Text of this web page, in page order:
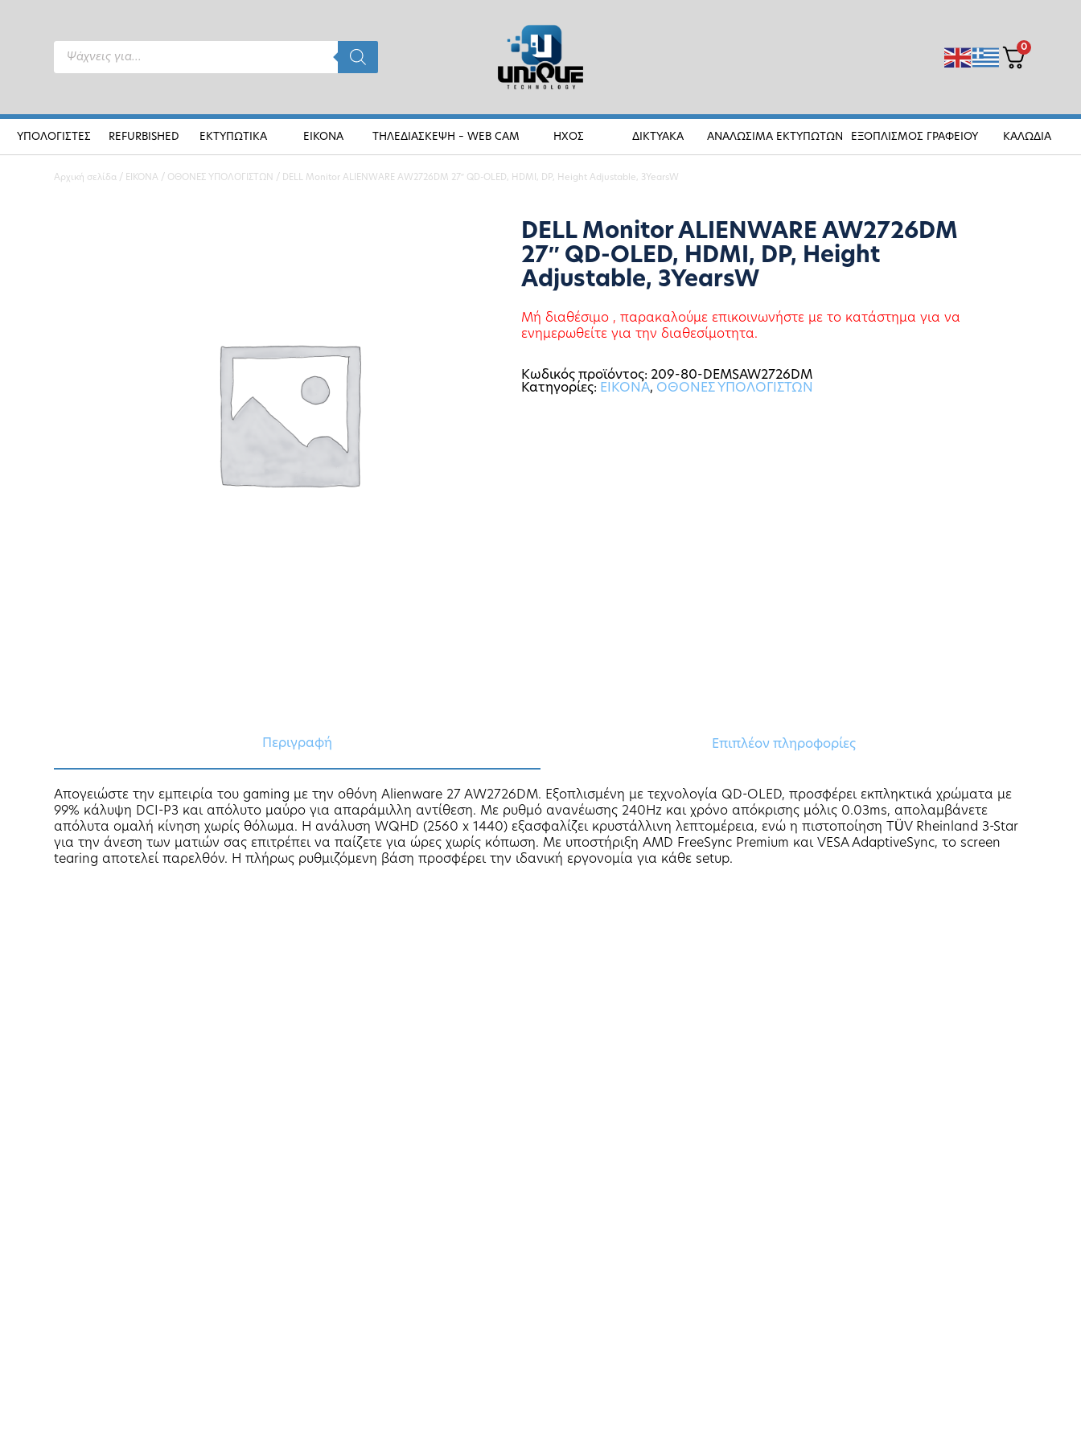
search
0
ΥΠΟΛΟΓΙΣΤΕΣ REFURBISHED ΕΚΤΥΠΩΤΙΚΑ ΕΙΚΟΝΑ ΤΗΛΕΔΙΑΣΚΕΨΗ – WEB CAM ΗΧΟΣ ΔΙΚΤΥΑΚΑ ΑΝΑΛΩΣΙΜΑ ΕΚΤΥΠΩΤΩΝ ΕΞΟΠΛΙΣΜΟΣ ΓΡΑΦΕΙΟΥ ΚΑΛΩΔΙΑ
Αρχική σελίδα / ΕΙΚΟΝΑ / ΟΘΟΝΕΣ ΥΠΟΛΟΓΙΣΤΩΝ / DELL Monitor ALIENWARE AW2726DM 27″ QD-OLED, HDMI, DP, Height Adjustable, 3YearsW
DELL Monitor ALIENWARE AW2726DM
27″ QD-OLED, HDMI, DP, Height
Adjustable, 3YearsW
Μή διαθέσιμο , παρακαλούμε επικοινωνήστε με το κατάστημα για να
ενημερωθείτε για την διαθεσίμοτητα.
Κωδικός προϊόντος: 209-80-DEMSAW2726DM
Κατηγορίες: ΕΙΚΟΝΑ, ΟΘΟΝΕΣ ΥΠΟΛΟΓΙΣΤΩΝ
Περιγραφή Επιπλέον πληροφορίες
Απογειώστε την εμπειρία του gaming με την οθόνη Alienware 27 AW2726DM. Εξοπλισμένη με τεχνολογία QD-OLED, προσφέρει εκπληκτικά χρώματα με
99% κάλυψη DCI-P3 και απόλυτο μαύρο για απαράμιλλη αντίθεση. Με ρυθμό ανανέωσης 240Hz και χρόνο απόκρισης μόλις 0.03ms, απολαμβάνετε
απόλυτα ομαλή κίνηση χωρίς θόλωμα. Η ανάλυση WQHD (2560 x 1440) εξασφαλίζει κρυστάλλινη λεπτομέρεια, ενώ η πιστοποίηση TÜV Rheinland 3-Star
για την άνεση των ματιών σας επιτρέπει να παίζετε για ώρες χωρίς κόπωση. Με υποστήριξη AMD FreeSync Premium και VESA AdaptiveSync, το screen
tearing αποτελεί παρελθόν. Η πλήρως ρυθμιζόμενη βάση προσφέρει την ιδανική εργονομία για κάθε setup.